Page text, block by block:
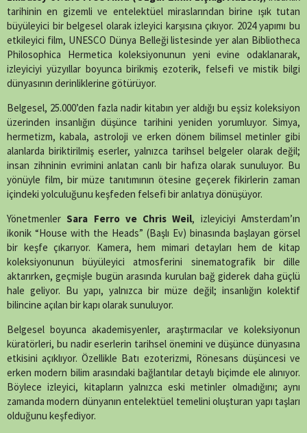
tarihinin en gizemli ve entelektüel miraslarından birine ışık tutan
büyüleyici bir belgesel olarak izleyici karşısına çıkıyor. 2024 yapımı bu
etkileyici film, UNESCO Dünya Belleği listesinde yer alan Bibliotheca
Philosophica Hermetica koleksiyonunun yeni evine odaklanarak,
izleyiciyi yüzyıllar boyunca birikmiş ezoterik, felsefi ve mistik bilgi
dünyasının derinliklerine götürüyor.
Belgesel, 25.000’den fazla nadir kitabın yer aldığı bu eşsiz koleksiyon
üzerinden insanlığın düşünce tarihini yeniden yorumluyor. Simya,
hermetizm, kabala, astroloji ve erken dönem bilimsel metinler gibi
alanlarda biriktirilmiş eserler, yalnızca tarihsel belgeler olarak değil;
insan zihninin evrimini anlatan canlı bir hafıza olarak sunuluyor. Bu
yönüyle film, bir müze tanıtımının ötesine geçerek fikirlerin zaman
içindeki yolculuğunu keşfeden felsefi bir anlatıya dönüşüyor.
YönetmenlerSara Ferro ve Chris Weil, izleyiciyi Amsterdam’ın
ikonik “House with the Heads” (Başlı Ev) binasında başlayan görsel
bir keşfe çıkarıyor. Kamera, hem mimari detayları hem de kitap
koleksiyonunun büyüleyici atmosferini sinematografik bir dille
aktarırken, geçmişle bugün arasında kurulan bağ giderek daha güçlü
hale geliyor. Bu yapı, yalnızca bir müze değil; insanlığın kolektif
bilincine açılan bir kapı olarak sunuluyor.
Belgesel boyunca akademisyenler, araştırmacılar ve koleksiyonun
küratörleri, bu nadir eserlerin tarihsel önemini ve düşünce dünyasına
etkisini açıklıyor. Özellikle Batı ezoterizmi, Rönesans düşüncesi ve
erken modern bilim arasındaki bağlantılar detaylı biçimde ele alınıyor.
Böylece izleyici, kitapların yalnızca eski metinler olmadığını; aynı
zamanda modern dünyanın entelektüel temelini oluşturan yapı taşları
olduğunu keşfediyor.